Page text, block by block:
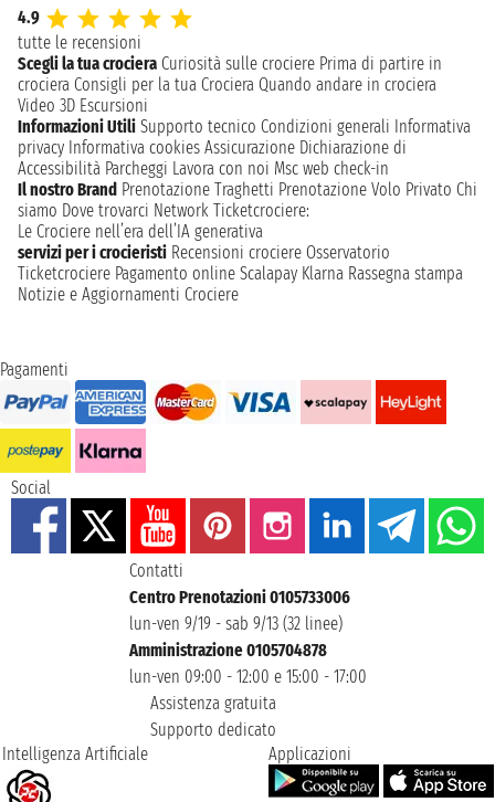
4.9
tutte le recensioni
Scegli la tua crociera Curiosità sulle crociere Prima di partire in
crociera Consigli per la tua Crociera Quando andare in crociera
Video 3D Escursioni
Informazioni Utili Supporto tecnico Condizioni generali Informativa
privacy Informativa cookies Assicurazione Dichiarazione di
Accessibilità Parcheggi Lavora con noi Msc web check-in
Il nostro Brand Prenotazione Traghetti Prenotazione Volo Privato Chi
siamo Dove trovarci Network Ticketcrociere:
Le Crociere nell’era dell’IA generativa
servizi per i crocieristi Recensioni crociere Osservatorio
Ticketcrociere Pagamento online Scalapay Klarna Rassegna stampa
Notizie e Aggiornamenti Crociere
Pagamenti
Social
Contatti
Centro Prenotazioni 0105733006
lun-ven 9/19 - sab 9/13 (32 linee)
Amministrazione 0105704878
lun-ven 09:00 - 12:00 e 15:00 - 17:00
Assistenza gratuita
Supporto dedicato
Intelligenza Artificiale
Applicazioni